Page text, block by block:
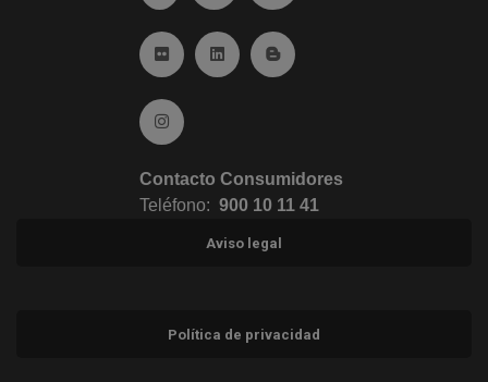
Ir a Flickr (abre en ventana nueva)
Ir a Linkedin (abre en ventana nueva)
Ir al Blog (abre en ventana
Ir a Instagram (abre en ventana nueva)
Contacto Consumidores
Teléfono: 900 10 11 41
Aviso legal
Política de privacidad